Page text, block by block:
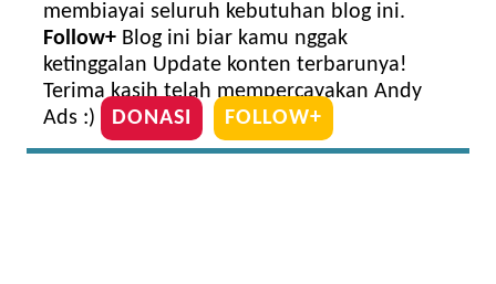
membiayai seluruh kebutuhan blog ini.
Follow+ Blog ini biar kamu nggak
ketinggalan Update konten terbarunya!
Terima kasih telah mempercayakan Andy
Ads :)
DONASI FOLLOW+